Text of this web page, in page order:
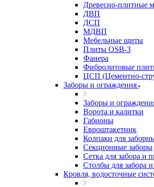
Древесно-плитные
ДВП
ДСП
МДВП
Мебельные щиты
Плиты OSB-3
Фанера
Фибролитовые
ЦСП (Цементно-
Заборы и ограждения
Заборы и
Ворота и калитки
Габионы
Евроштакетник
Колпаки для
Секционные заборы
Сетка для забора и
Столбы для забора
Кровля, водосточные